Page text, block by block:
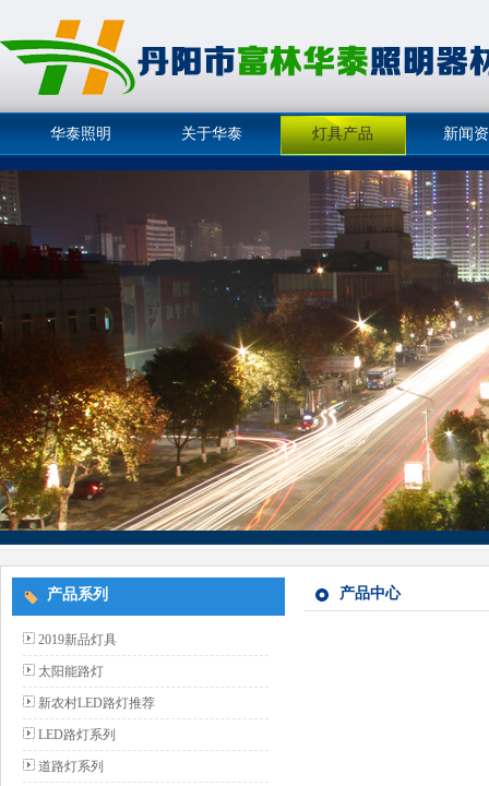
华泰照明 关于华泰 灯具产品 新闻
产品系列
2019新品灯具
太阳能路灯
新农村LED路灯推荐
LED路灯系列
道路灯系列
产品中心